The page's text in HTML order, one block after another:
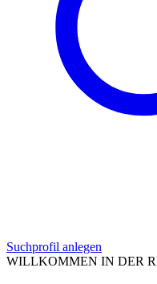
Suchprofil anlegen
WILLKOMMEN IN DER